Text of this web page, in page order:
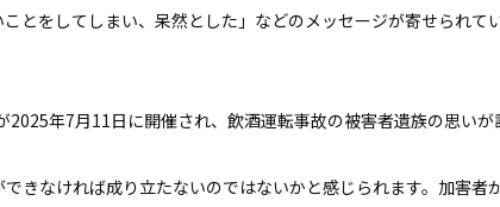
とをしてしまい、呆然とした」などのメッセージが寄せられて
年7月11日に開催され、飲酒運転事故の被害者遺族の思いが
きなければ成り立たないのではないかと感じられます。加害者